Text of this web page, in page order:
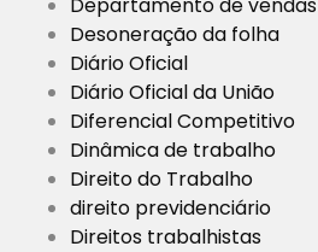
Departamento de vendas
Desoneração da folha
Diário Oficial
Diário Oficial da União
Diferencial Competitivo
Dinâmica de trabalho
Direito do Trabalho
direito previdenciário
Direitos trabalhistas